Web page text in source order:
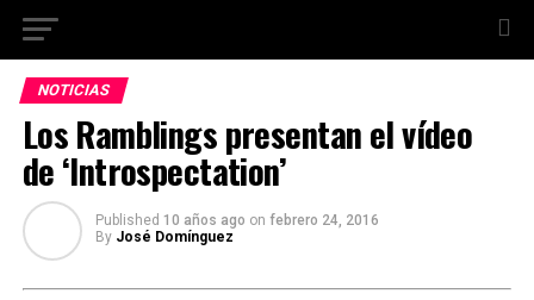
NOTICIAS
Los Ramblings presentan el vídeo
de ‘Introspectation’
Published 10 años ago on febrero 24, 2016
By José Domínguez